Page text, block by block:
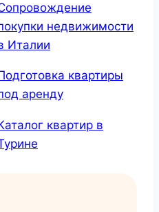
недвижимости
Италии
квартиры
аренду
квартир в